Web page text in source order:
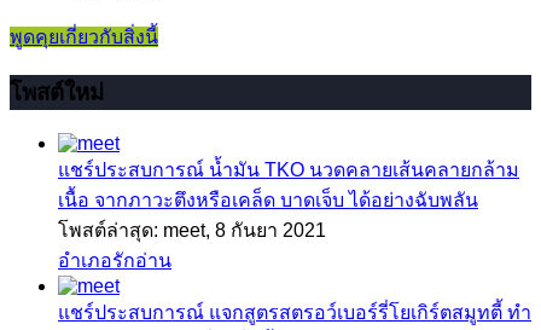
พูดคุยเกี่ยวกับสิ่งนี้
โพสต์ใหม่
แชร์ประสบการณ์ น้ำมัน TKO นวดคลายเส้นคลายกล้าม
เนื้อ จากภาวะตึงหรือเคล็ด บาดเจ็บ ได้อย่างฉับพลัน
โพสต์ล่าสุด: meet, 8 กันยา 2021
อำเภอรักอ่าน
แชร์ประสบการณ์ แจกสูตรสตรอว์เบอร์รี่โยเกิร์ตสมูทตี้ ทำ